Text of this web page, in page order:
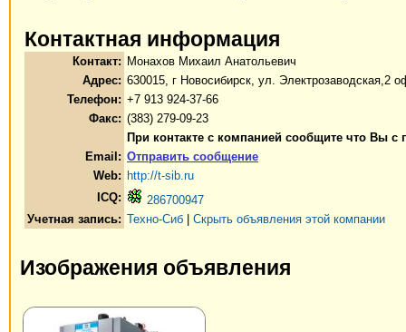
Контактная информация
Контакт: Монахов Михаил Анатольевич
Адрес: 630015, г Новосибирск, ул. Электрозаводская,2
Телефон: +7 913 924-37-66
Факс: (383) 279-09-23
При контакте с компанией сообщите что Вы с
Email: Отправить сообщение
Web: http://t-sib.ru
ICQ:
286700947
Учетная запись: Техно-Сиб Скрыть объявления этой компании
Изображения объявления